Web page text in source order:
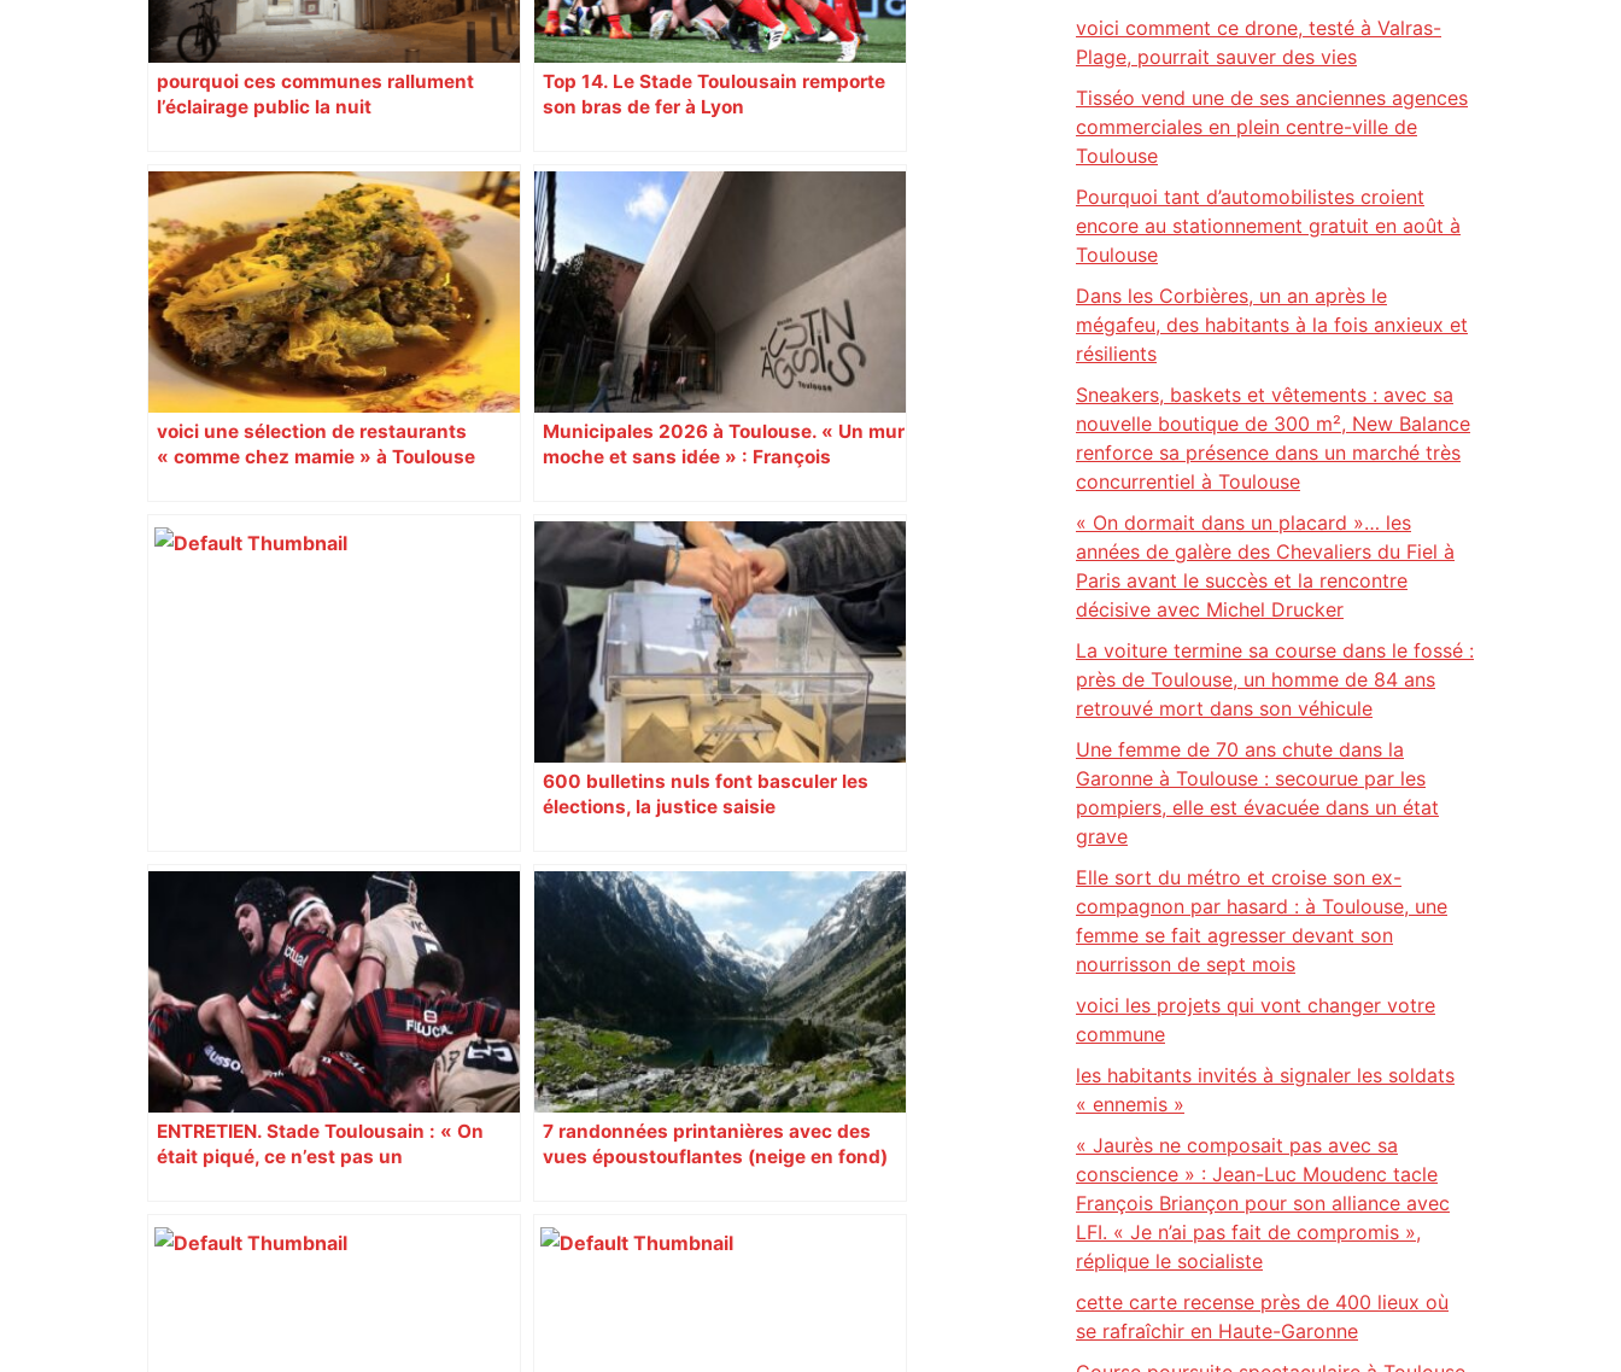
pourquoi ces communes rallument
l’éclairage public la nuit
Top 14. Le Stade Toulousain remporte
son bras de fer à Lyon
voici une sélection de restaurants
« comme chez mamie » à Toulouse
Municipales 2026 à Toulouse. « Un mur
moche et sans idée » : François
Augustins
A680 Toulouse fermée dans les 2 sens
– Radio VINCI Autoroutes
600 bulletins nuls font basculer les
élections, la justice saisie
ENTRETIEN. Stade Toulousain : « On
était piqué, ce n’est pas un
7 randonnées printanières avec des
vues époustouflantes (neige en fond)
voici comment ce drone, testé à Valras-
Plage, pourrait sauver des vies
Tisséo vend une de ses anciennes agences
commerciales en plein centre-ville de
Toulouse
Pourquoi tant d’automobilistes croient
encore au stationnement gratuit en août à
Toulouse
Dans les Corbières, un an après le
mégafeu, des habitants à la fois anxieux et
résilients
Sneakers, baskets et vêtements : avec sa
nouvelle boutique de 300 m², New Balance
renforce sa présence dans un marché très
concurrentiel à Toulouse
« On dormait dans un placard »… les
années de galère des Chevaliers du Fiel à
Paris avant le succès et la rencontre
décisive avec Michel Drucker
La voiture termine sa course dans le fossé :
près de Toulouse, un homme de 84 ans
retrouvé mort dans son véhicule
Une femme de 70 ans chute dans la
Garonne à Toulouse : secourue par les
pompiers, elle est évacuée dans un état
grave
Elle sort du métro et croise son ex-
compagnon par hasard : à Toulouse, une
femme se fait agresser devant son
nourrisson de sept mois
voici les projets qui vont changer votre
commune
les habitants invités à signaler les soldats
« ennemis »
« Jaurès ne composait pas avec sa
conscience » : Jean-Luc Moudenc tacle
François Briançon pour son alliance avec
LFI. « Je n’ai pas fait de compromis »,
réplique le socialiste
cette carte recense près de 400 lieux où
se rafraîchir en Haute-Garonne